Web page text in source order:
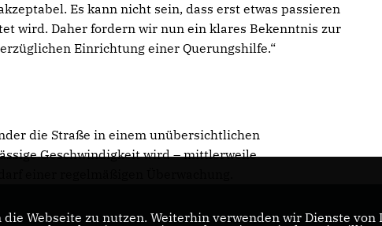
Es kann nicht sein, dass erst etwas passieren
wird. Daher fordern wir nun ein klares Bekenntnis zur
Einrichtung einer Querungshilfe.“
die Straße in einem unübersichtlichen
Geschwindigkeit wird – mittlerweile
Webseite zu nutzen. Weiterhin verwenden wir Dienste